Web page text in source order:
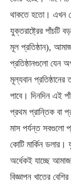
থাকতে হতো। এখন
যুক্তরাষ্ট্রের পাঁচটি
মূল প্রতিষ্ঠান),
প্রতিষ্ঠানগুলো যেন
মূল্যবান প্রতিষ্ঠানের
পাবে। দিনদিন এই
প্রথম প্রান্তিক বা
মাস পর্যন্ত সবগুলো
কোটি মার্কিন
অর্ধেকই যাচ্ছে
বিজ্ঞাপন খাতের